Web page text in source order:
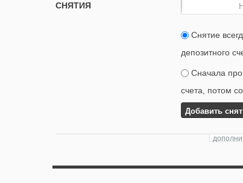
СНЯТИЯ
Снятие
депозитного
Сначала
счета, потом
Добавить